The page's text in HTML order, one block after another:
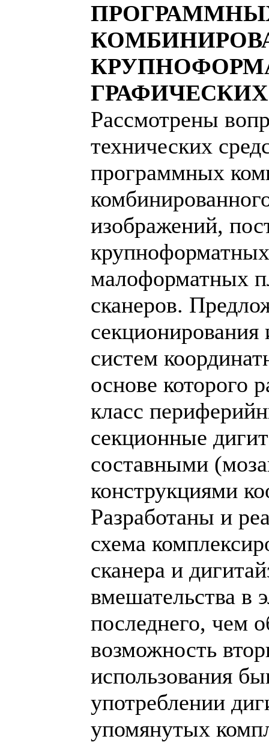
Рассмотрены
технических
программных
изображений,
малоформатных
сканеров.
систем
основе которого
класс
секционные
составными
конструкциями
Разработаны и
схема
сканера и
вмешательства в
последнего, чем
возможность
использования
употреблении
упомянутых